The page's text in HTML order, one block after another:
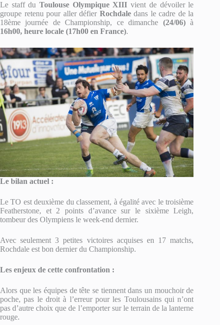
Le staff duToulouse Olympique XIII vient de dévoiler le
groupe retenu pour aller défier Rochdaledans le cadre de la
18ème journée de Championship, ce dimanche (24/06)à
16h00, heure locale (17h00 en France).
Le bilan actuel :
Le TO est deuxième du classement, à égalité avec le troisième
Featherstone, et 2 points d’avance sur le sixième Leigh,
tombeur des Olympiens le week-end dernier.
Avec seulement 3 petites victoires acquises en 17 matchs,
Rochdale est bon dernier du Championship.
Les enjeux de cette confrontation :
Alors que les équipes de tête se tiennent dans un mouchoir de
poche, pas le droit à l’erreur pour les Toulousains qui n’ont
pas d’autre choix que de l’emporter sur le terrain de la lanterne
rouge.